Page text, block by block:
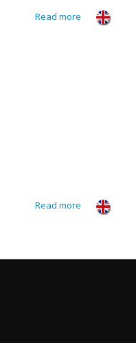
Read more about S.
Read more about Arese